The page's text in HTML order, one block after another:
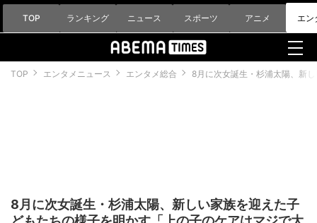
TOP ランキング ニュース スポーツ アニメ エン
TOP エンタメニュース エンタメ総合 8月に次女誕生・杉浦太陽、新
8月に次女誕生・杉浦太陽、新しい家族を迎えた子